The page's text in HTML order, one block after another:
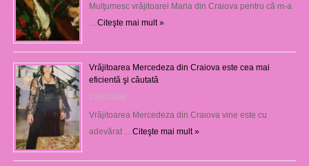
Mulţumesc vrăjitoarei Maria din Craiova pentru că m-a
Citeşte mai mult »
Vrăjitoarea Mercedeza din Craiova este cea mai
eficientă şi căutată
27/07/2026
Vrăjitoarea Mercedeza din Craiova vine este cu
adevărat … Citeşte mai mult »